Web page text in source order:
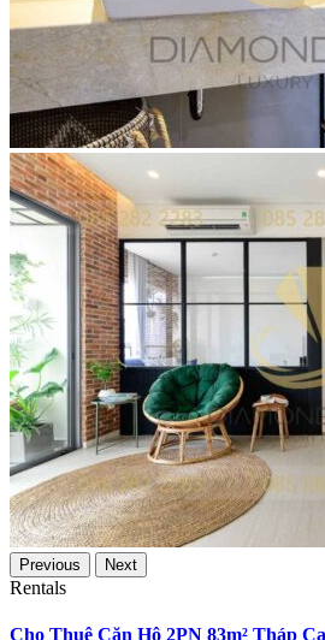
Previous Next
Rentals
Cho Thuê Căn Hộ 2PN 83m² Tháp